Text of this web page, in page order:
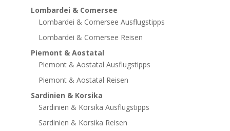
Lombardei & Comersee
Lombardei & Comersee Ausflugstipps
Lombardei & Comersee Reisen
Piemont & Aostatal
Piemont & Aostatal Ausflugstipps
Piemont & Aostatal Reisen
Sardinien & Korsika
Sardinien & Korsika Ausflugstipps
Sardinien & Korsika Reisen